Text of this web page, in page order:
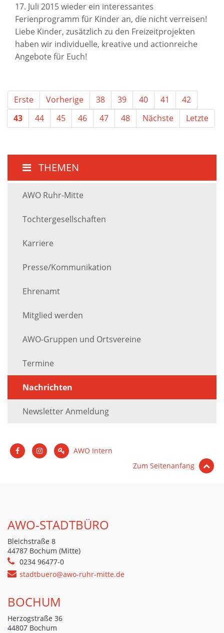
17. Juli 2015 wieder ein interessantes
Ferienprogramm für Kinder an, die nicht verreisen!
Liebe Kinder, zusätzlich zu den Freizeitprojekten
haben wir individuelle, kreative und actionreiche
Angebote für Euch!
Erste Vorherige 38 39 40 41
42
43
44 45 46 47 48 Nächste Letzte
THEMEN
AWO Ruhr-Mitte
Tochtergesellschaften
Karriere
Presse/Kommunikation
Ehrenamt
Mitglied werden
AWO-Gruppen und Ortsvereine
Termine
Nachrichten
Newsletter Anmeldung
AWO Intern
Zum Seitenanfang
AWO-STADTBÜRO
Bleichstraße 8
44787 Bochum (Mitte)
0234 96477-0
stadtbuero@awo-ruhr-mitte.de
BOCHUM
Herzogstraße 36
44807 Bochum